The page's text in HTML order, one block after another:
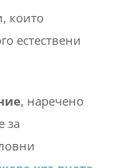
които
естествени
, наречено
за